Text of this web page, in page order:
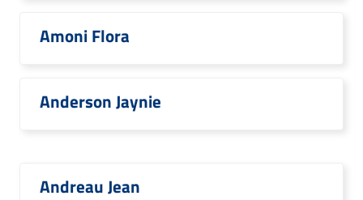
Amoni Flora
Anderson Jaynie
Andreau Jean